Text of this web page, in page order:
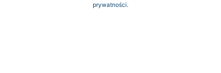
prywatności.